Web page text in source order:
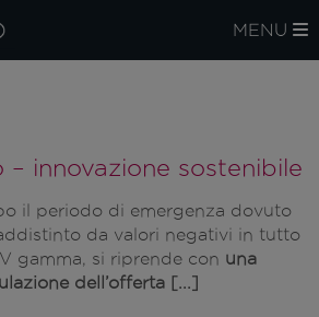
MENU
– innovazione sostenibile
il periodo di emergenza dovuto
da valori negativi in tutto
gamma, si riprende con una
dell’offerta [...]